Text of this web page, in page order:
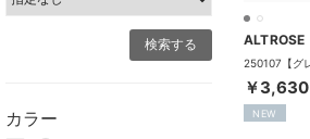
カラー
ALTROSE
￥3,630
NEW